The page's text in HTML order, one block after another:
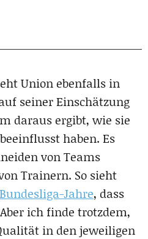
Union ebenfalls in
seiner Einschätzung
daraus ergibt, wie sie
haben. Es
von Teams
Trainern. So sieht
Bundesliga-Jahre, dass
ich finde trotzdem,
in den jeweiligen